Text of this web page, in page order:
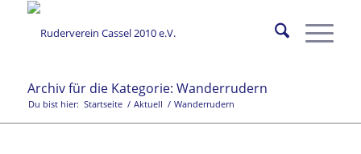
Archiv für die Kategorie: Wanderrudern
Du bist hier: Startseite / Aktuell / Wanderrudern